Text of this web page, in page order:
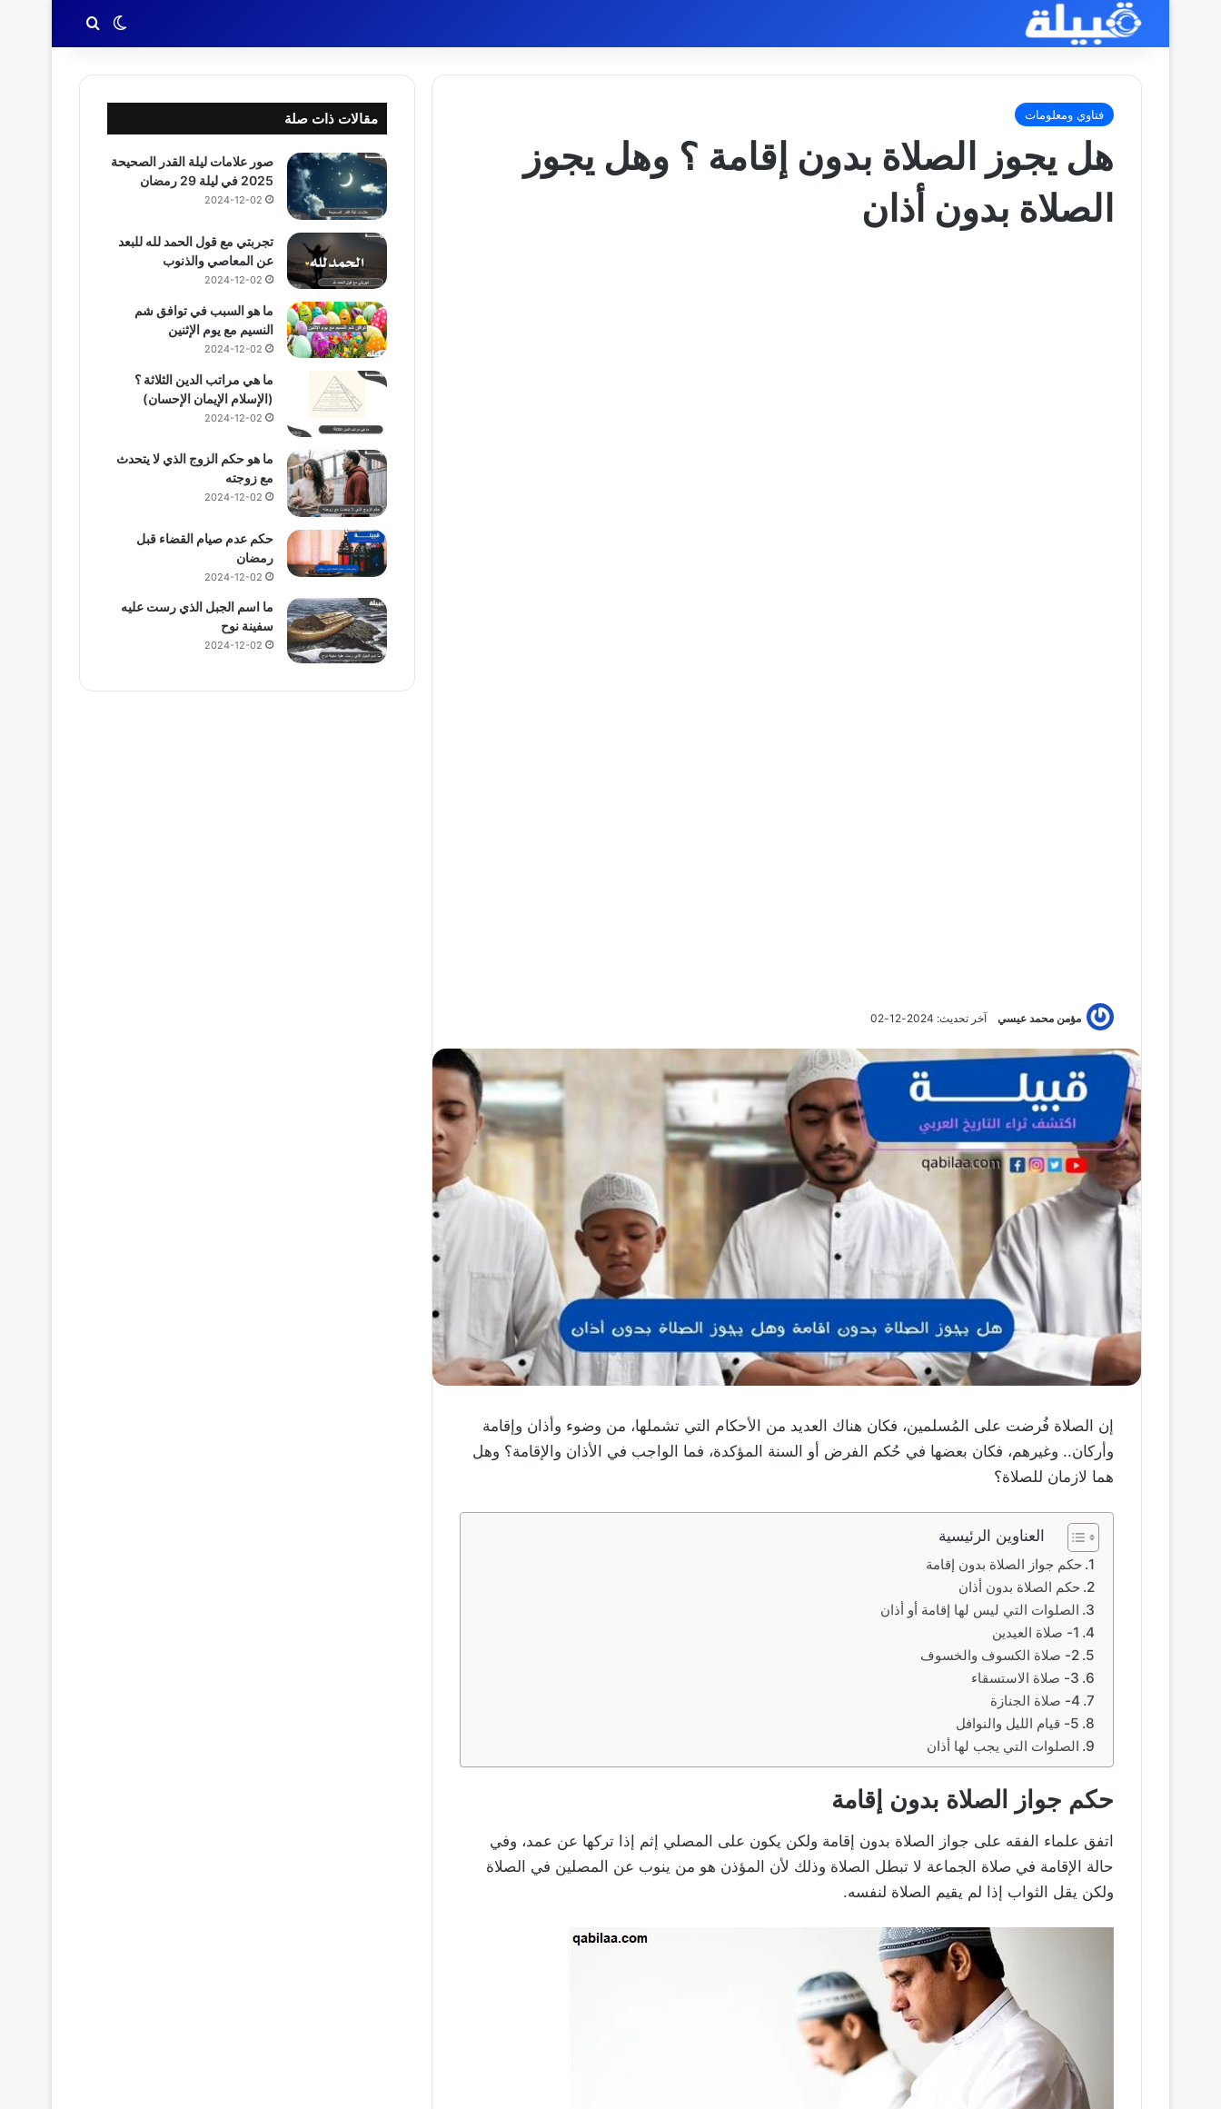
الوضع المظلم
بحث عن
فتاوي ومعلومات
هل يجوز الصلاة بدون إقامة ؟ وهل يجوز
الصلاة بدون أذان
مؤمن محمد عيسي آخر تحديث: 2024-12-02
إن الصلاة فُرضت على المُسلمين، فكان هناك العديد من الأحكام التي تشملها، من وضوء وأذان وإقامة
وأركان.. وغيرهم، فكان بعضها في حُكم الفرض أو السنة المؤكدة، فما الواجب في الأذان والإقامة؟ وهل
هما لازمان للصلاة؟
العناوين الرئيسية
حكم جواز الصلاة بدون إقامة
حكم الصلاة بدون أذان
الصلوات التي ليس لها إقامة أو أذان
1- صلاة العيدين
2- صلاة الكسوف والخسوف
3- صلاة الاستسقاء
4- صلاة الجنازة
5- قيام الليل والنوافل
الصلوات التي يجب لها أذان
حكم جواز الصلاة بدون إقامة
اتفق علماء الفقه على جواز الصلاة بدون إقامة ولكن يكون على المصلي إثم إذا تركها عن عمد، وفي
حالة الإقامة في صلاة الجماعة لا تبطل الصلاة وذلك لأن المؤذن هو من ينوب عن المصلين في الصلاة
ولكن يقل الثواب إذا لم يقيم الصلاة لنفسه.
مقالات ذات صلة
صور علامات ليلة القدر الصحيحة
2025 في ليلة 29 رمضان
2024-12-02
تجربتي مع قول الحمد لله للبعد
عن المعاصي والذنوب
2024-12-02
ما هو السبب في توافق شم
النسيم مع يوم الإثنين
2024-12-02
ما هي مراتب الدين الثلاثة ؟
(الإسلام الإيمان الإحسان)
2024-12-02
ما هو حكم الزوج الذي لا يتحدث
مع زوجته
2024-12-02
حكم عدم صيام القضاء قبل
رمضان
2024-12-02
ما اسم الجبل الذي رست عليه
سفينة نوح
2024-12-02